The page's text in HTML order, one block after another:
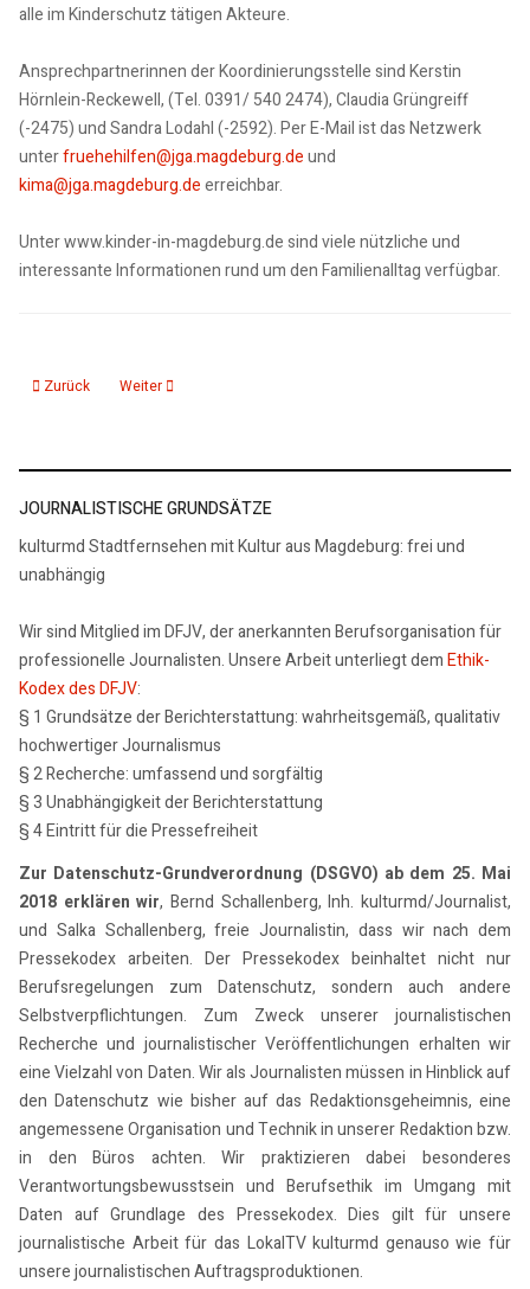
alle im Kinderschutz tätigen Akteure.
Ansprechpartnerinnen der Koordinierungsstelle sind Kerstin
Hörnlein-Reckewell, (Tel. 0391/ 540 2474), Claudia Grüngreiff
(-2475) und Sandra Lodahl (-2592). Per E-Mail ist das Netzwerk
unterfruehehilfen@jga.magdeburg.deund
kima@jga.magdeburg.deerreichbar.
Unter www.kinder-in-magdeburg.de sind viele nützliche und
interessante Informationen rund um den Familienalltag verfügbar.
Vorheriger Beitrag: Hundekot richtig entsorgen
Zurück Nächster Beitrag: Schueler aus MD erhält Chopinpreis
Weiter
JOURNALISTISCHE GRUNDSÄTZE
kulturmd Stadtfernsehen mit Kultur aus Magdeburg: frei und
unabhängig
Wir sind Mitglied im DFJV, der anerkannten Berufsorganisation für
professionelle Journalisten. Unsere Arbeit unterliegt demEthik-
Kodex des DFJV:
§ 1 Grundsätze der Berichterstattung: wahrheitsgemäß, qualitativ
hochwertiger Journalismus
§ 2 Recherche: umfassend und sorgfältig
§ 3 Unabhängigkeit der Berichterstattung
§ 4 Eintritt für die Pressefreiheit
Zur Datenschutz-Grundverordnung (DSGVO) ab dem 25. Mai
2018 erklären wir, Bernd Schallenberg, Inh. kulturmd/Journalist,
und Salka Schallenberg, freie Journalistin, dass wir nach dem
Pressekodex arbeiten. Der Pressekodex beinhaltet nicht nur
Berufsregelungen zum Datenschutz, sondern auch andere
Selbstverpflichtungen. Zum Zweck unserer journalistischen
Recherche und journalistischer Veröffentlichungen erhalten wir
eine Vielzahl von Daten. Wir als Journalisten müssen in Hinblick auf
den Datenschutz wie bisher auf das Redaktionsgeheimnis, eine
angemessene Organisation und Technik in unserer Redaktion bzw.
in den Büros achten. Wir praktizieren dabei besonderes
Verantwortungsbewusstsein und Berufsethik im Umgang mit
Daten auf Grundlage des Pressekodex. Dies gilt für unsere
journalistische Arbeit für das LokalTV kulturmd genauso wie für
unsere journalistischen Auftragsproduktionen.